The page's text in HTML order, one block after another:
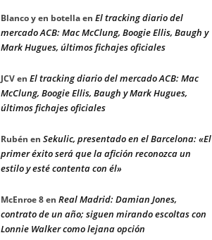
Blanco y en botellaen El tracking diario del
mercado ACB: Mac McClung, Boogie Ellis, Baugh y
Mark Hugues, últimos fichajes oficiales
JCVen El tracking diario del mercado ACB: Mac
McClung, Boogie Ellis, Baugh y Mark Hugues,
últimos fichajes oficiales
Rubén en Sekulic, presentado en el Barcelona: «El
primer éxito será que la afición reconozca un
estilo y esté contenta con él»
McEnroe 8en Real Madrid: Damian Jones,
contrato de un año; siguen mirando escoltas con
Lonnie Walker como lejana opción